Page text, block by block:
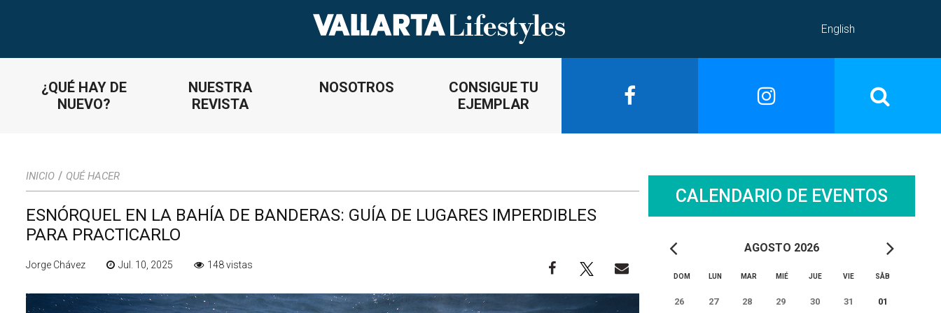
English
¿QUÉ HAY DE
NUEVO?
NUESTRA
REVISTA
NOSOTROS
CONSIGUE TU
EJEMPLAR
INICIO / QUÉ HACER
ESNÓRQUEL EN LA BAHÍA DE BANDERAS: GUÍA DE LUGARES IMPERDIBLES
PARA PRACTICARLO
Jorge Chávez Jul. 10, 2025 148 vistas
CALENDARIO DE EVENTOS
AGOSTO 2026
DOM LUN MAR MIÉ JUE VIE SÅB
26 27 28 29 30 31 01